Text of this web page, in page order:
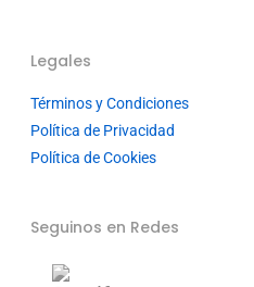
Legales
Términos y Condiciones
Política de Privacidad
Política de Cookies
Seguinos en Redes